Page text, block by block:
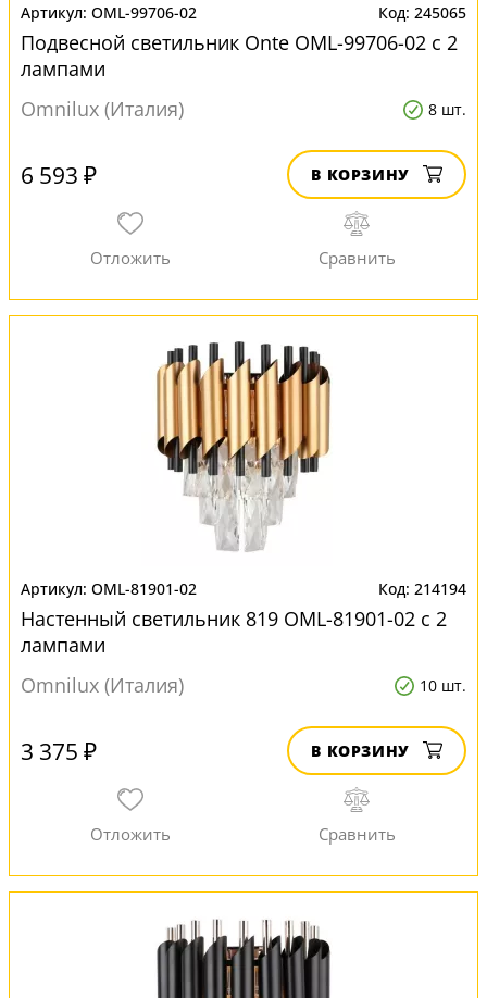
OML-99706-02 245065
Подвесной светильник Onte OML-99706-02 с 2
лампами
Omnilux (Италия)
8 шт.
6 593 ₽ В КОРЗИНУ
OML-81901-02 214194
Настенный светильник 819 OML-81901-02 с 2
лампами
Omnilux (Италия)
10 шт.
3 375 ₽ В КОРЗИНУ